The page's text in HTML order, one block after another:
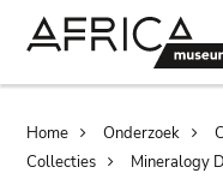
Home Onderzoek
Collecties
Mineralogy